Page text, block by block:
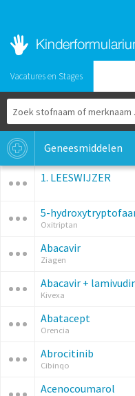
Vacatures en Stages
Geneesmiddelen
1. LEESWIJZER
5-
Oxitriptan
Abacavir
Ziagen
Abacavir +
Kivexa
Abatacept
Orencia
Abrocitinib
Cibinqo
Acenocoumarol